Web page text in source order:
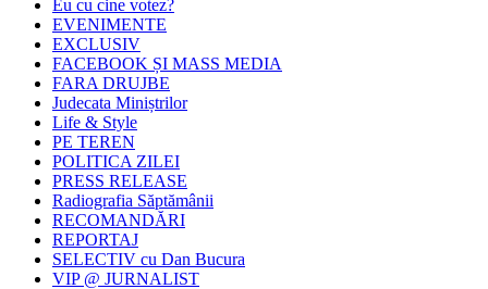
Eu cu cine votez?
EVENIMENTE
EXCLUSIV
FACEBOOK ȘI MASS MEDIA
FARA DRUJBE
Judecata Miniștrilor
Life & Style
PE TEREN
POLITICA ZILEI
PRESS RELEASE
Radiografia Săptămânii
RECOMANDĂRI
REPORTAJ
SELECTIV cu Dan Bucura
VIP @ JURNALIST